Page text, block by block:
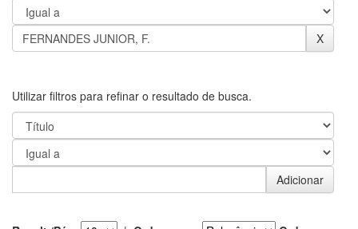
Utilizar filtros para refinar o resultado de busca.